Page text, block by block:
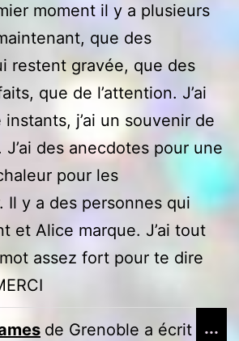
moment il y a plusieurs
que des
restent gravée, que des
que de l’attention. J’ai
j’ai un souvenir de
J’ai des anecdotes pour une
pour les
Il y a des personnes qui
et Alice marque. J’ai tout
assez fort pour te dire
de Grenoble a écrit le...